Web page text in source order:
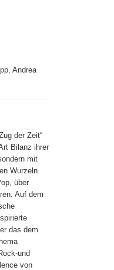
Andrea
der Zeit“
Bilanz ihrer
mit
Wurzeln
über
Auf dem
das dem
und
von